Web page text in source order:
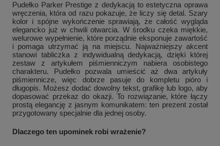
Pudełko Parker Prestige z dedykacją to estetyczna oprawa
wręczenia, która od razu pokazuje, że liczy się detal. Szary
kolor i spójne wykończenie sprawiają, że całość wygląda
elegancko już w chwili otwarcia. W środku czeka miękkie,
welurowe wypełnienie, które porządnie eksponuje zawartość
i pomaga utrzymać ją na miejscu. Najważniejszy akcent
stanowi tabliczka z indywidualną dedykacją, dzięki której
zestaw z artykułem piśmienniczym nabiera osobistego
charakteru. Pudełko pozwala umieścić aż dwa artykuły
piśmiennicze, więc dobrze pasuje do kompletu pióro i
długopis. Możesz dodać dowolny tekst, grafikę lub logo, aby
dopasować przekaz do okazji. To rozwiązanie, które łączy
prostą elegancję z jasnym komunikatem: ten prezent został
przygotowany specjalnie dla jednej osoby.
Dlaczego ten upominek robi wrażenie?